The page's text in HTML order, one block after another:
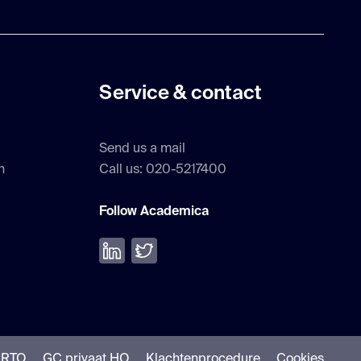
Service & contact
Send us a mail
Call us: 020-5217400
Follow Academica
Volg ons op LinkedIn
Volg ons op Twitter